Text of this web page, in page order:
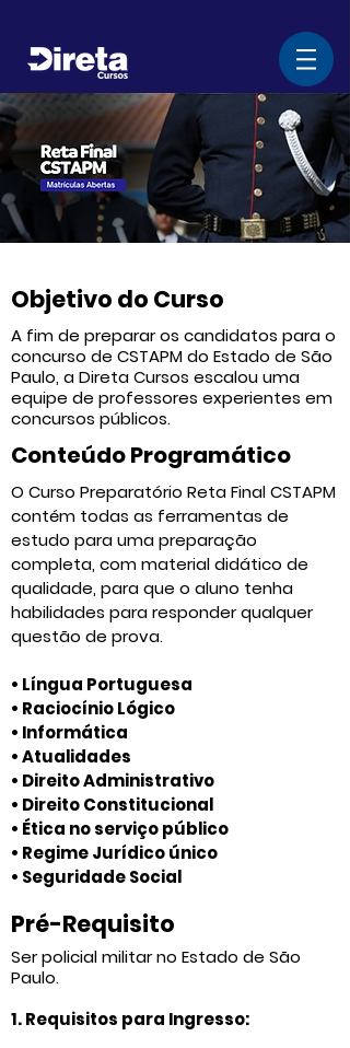
Objetivo do Curso
A fim de preparar os candidatos para o
concurso de CSTAPM do Estado de São
Paulo, a Direta Cursos escalou uma
equipe de professores experientes em
concursos públicos.
Conteúdo Programático
O Curso Preparatório Reta Final CSTAPM
contém todas as ferramentas de
estudo para uma preparação
completa, com material didático de
qualidade, para que o aluno tenha
habilidades para responder qualquer
questão de prova.
• Língua Portuguesa
• Raciocínio Lógico
• Informática
• Atualidades
• Direito Administrativo
• Direito Constitucional
• Ética no serviço público
• Regime Jurídico único
• Seguridade Social
Pré-Requisito
Ser policial militar no Estado de São
Paulo.
1. Requisitos para Ingresso: